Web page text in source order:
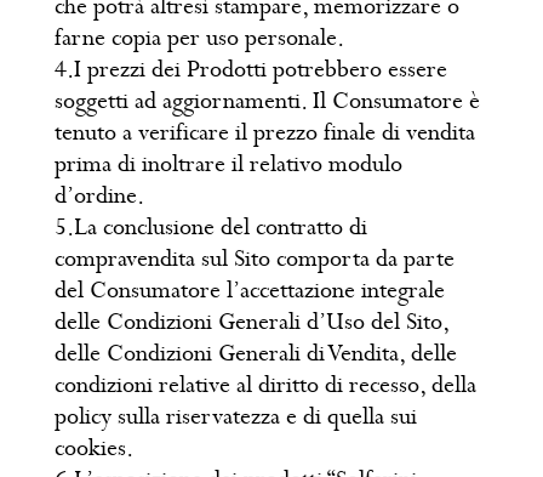
farne copia per uso personale.
4.I prezzi dei Prodotti potrebbero essere
soggetti ad aggiornamenti. Il Consumatore è
tenuto a verificare il prezzo finale di vendita
prima di inoltrare il relativo modulo
d’ordine.
5.La conclusione del contratto di
compravendita sul Sito comporta da parte
del Consumatore l’accettazione integrale
delle Condizioni Generali d’Uso del Sito,
delle Condizioni Generali di Vendita, delle
condizioni relative al diritto di recesso, della
policy sulla riservatezza e di quella sui
cookies.